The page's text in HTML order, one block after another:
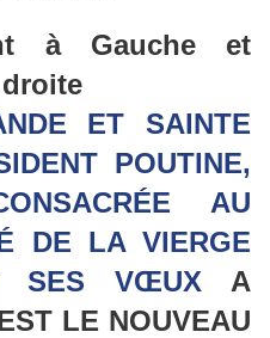
à Gauche et
ET SAINTE
POUTINE,
AU
DE LA VIERGE
SES VŒUX A
LE NOUVEAU